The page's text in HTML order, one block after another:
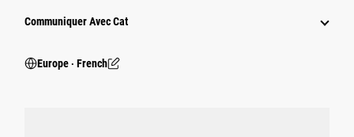
Communiquer Avec Cat
Europe ‧ French